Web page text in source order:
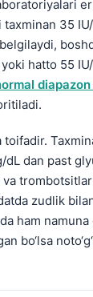
35
hatto 55
dan past
zudlik
ham
bo‘lsa